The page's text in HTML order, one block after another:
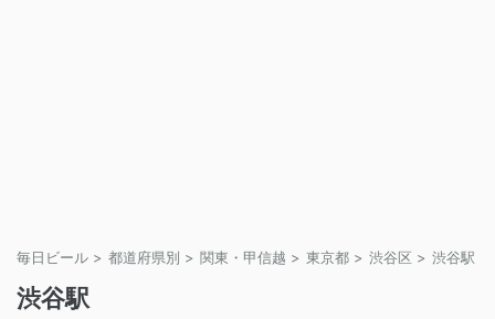
毎日ビール > 都道府県別 > 関東・甲信越 > 東京都 > 渋谷区 > 渋谷駅
渋谷駅